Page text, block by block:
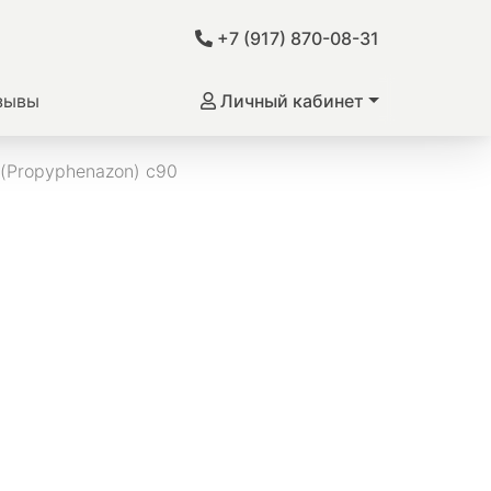
+7 (917) 870-08-31
Личный кабинет
c90